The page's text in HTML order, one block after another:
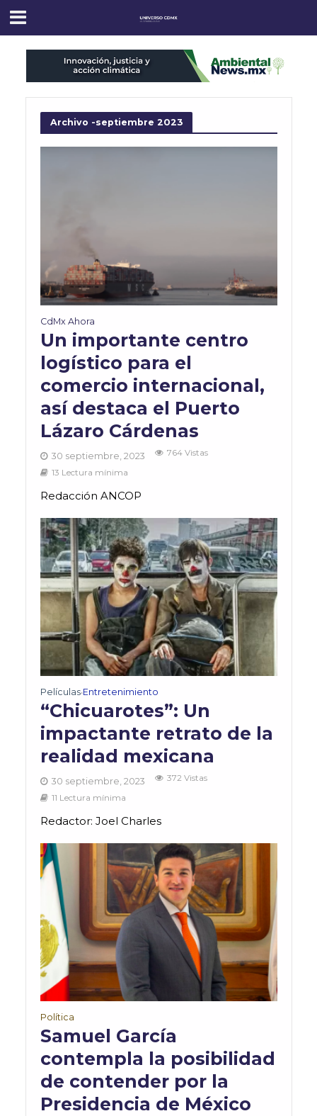
Archivo -septiembre 2023
CdMx Ahora
Un importante centro
logístico para el
comercio internacional,
así destaca el Puerto
Lázaro Cárdenas
30 septiembre, 2023
764 Vistas
13 Lectura mínima
Redacción ANCOP
Películas•Entretenimiento
“Chicuarotes”: Un
impactante retrato de la
realidad mexicana
30 septiembre, 2023
372 Vistas
11 Lectura mínima
Redactor: Joel Charles
Política
Samuel García
contempla la posibilidad
de contender por la
Presidencia de México